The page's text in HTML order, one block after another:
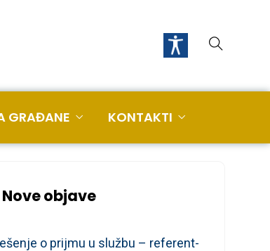
GRAĐANE KONTAKTI
Nove objave
o prijmu u službu – referent-